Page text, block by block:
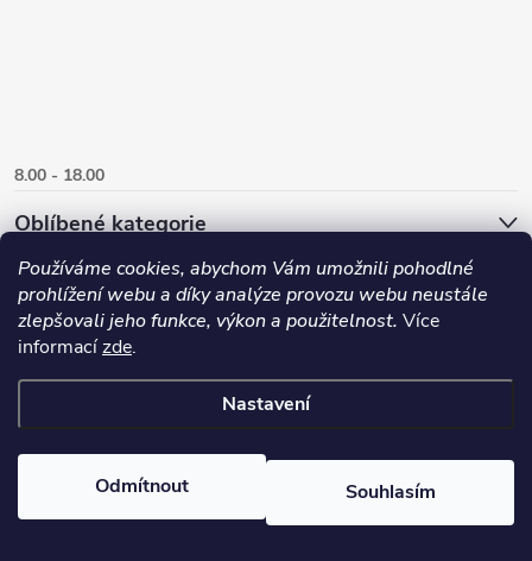
Používáme cookies, abychom Vám umožnili pohodlné
prohlížení webu a díky analýze provozu webu neustále
zlepšovali jeho funkce, výkon a použitelnost. Více
informacízde.
Nastavení
Odmítnout Souhlasím
8.00 - 18.00
Oblíbené kategorie
Copyright 2026Danlux.cz
Upravit nastavení